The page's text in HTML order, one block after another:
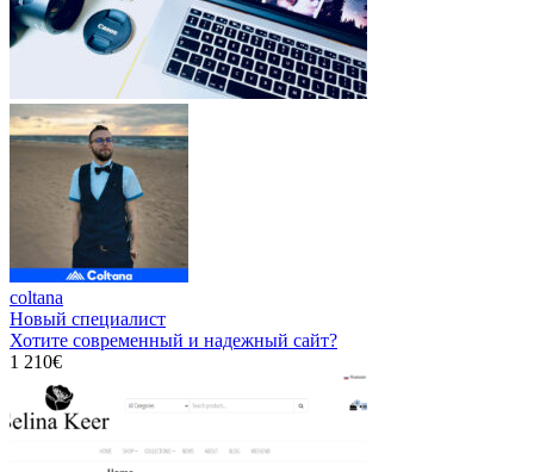
coltana
Новый специалист
Хотите современный и надежный сайт?
1 210€